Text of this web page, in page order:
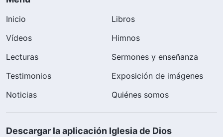
Inicio
Libros
Vídeos
Himnos
Lecturas
Sermones y enseñanza
Testimonios
Exposición de imágenes
Noticias
Quiénes somos
Descargar la aplicación Iglesia de Dios